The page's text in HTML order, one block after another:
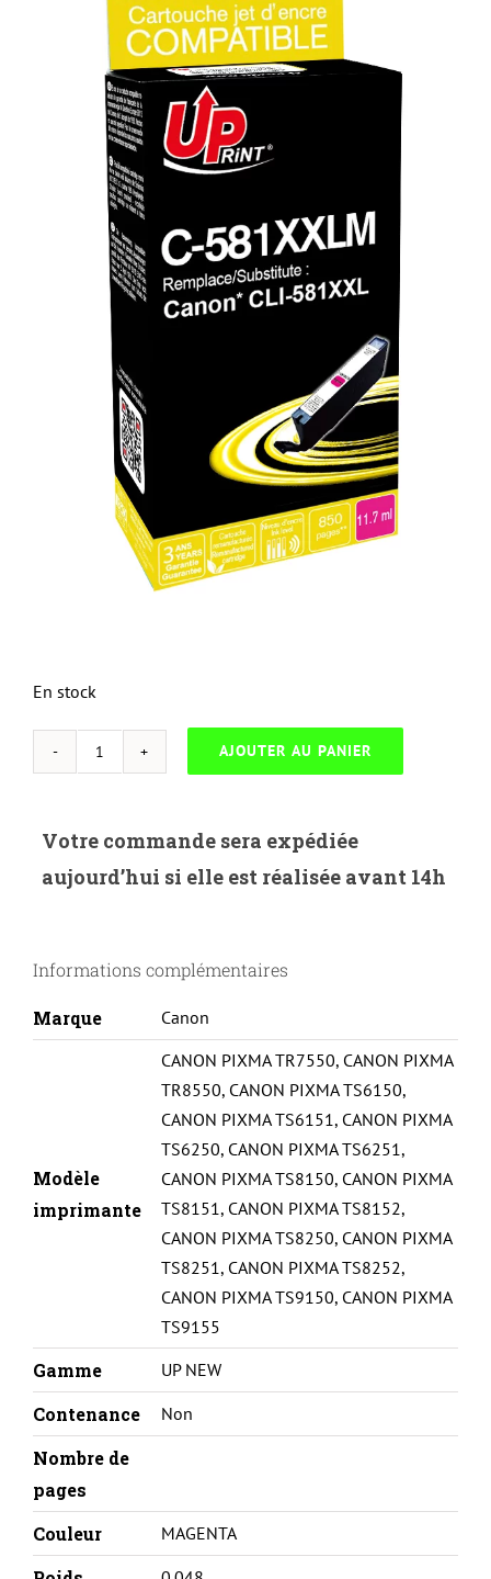
En stock
quantité
C-
581XXLM-
CLI581XXL-
AJOUTER AU PANIER
Votre commande sera expédiée
aujourd’hui si elle est réalisée avant 14h
Informations complémentaires
Marque Canon
Modèle
imprimante
CANON PIXMA TR7550, CANON PIXMA
TR8550, CANON PIXMA TS6150,
CANON PIXMA TS6151, CANON PIXMA
TS6250, CANON PIXMA TS6251,
CANON PIXMA TS8150, CANON PIXMA
TS8151, CANON PIXMA TS8152,
CANON PIXMA TS8250, CANON PIXMA
TS8251, CANON PIXMA TS8252,
CANON PIXMA TS9150, CANON PIXMA
TS9155
Gamme UP NEW
Contenance Non
Nombre de
pages
Couleur
MAGENTA